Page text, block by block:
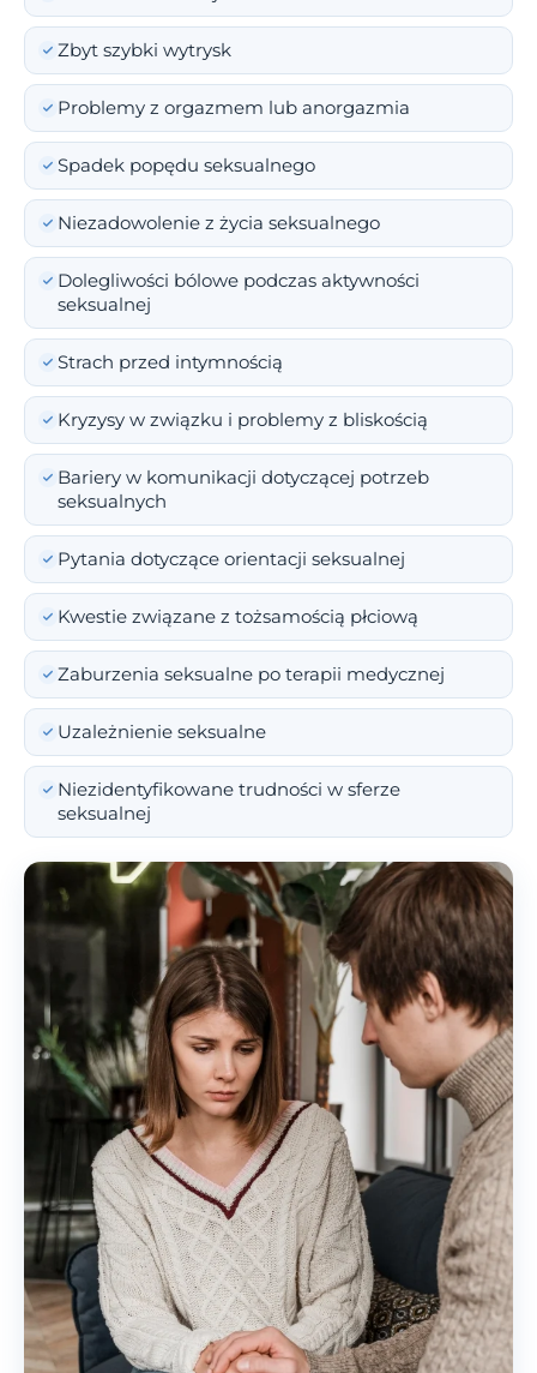
Zbyt szybki wytrysk
Problemy z orgazmem lub anorgazmia
Spadek popędu seksualnego
Niezadowolenie z życia seksualnego
Dolegliwości bólowe podczas aktywności
seksualnej
Strach przed intymnością
Kryzysy w związku i problemy z bliskością
Bariery w komunikacji dotyczącej potrzeb
seksualnych
Pytania dotyczące orientacji seksualnej
Kwestie związane z tożsamością płciową
Zaburzenia seksualne po terapii medycznej
Uzależnienie seksualne
Niezidentyfikowane trudności w sferze
seksualnej